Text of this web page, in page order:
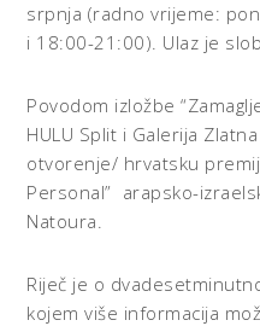
srpnja (radno vrijeme:
i 18:00-21:00). Ulaz je
Povodom izložbe
HULU Split i Galerija
otvorenje/ hrvatsku
Personal” arapsko-
Natoura.
Riječ je o
kojem više informacija